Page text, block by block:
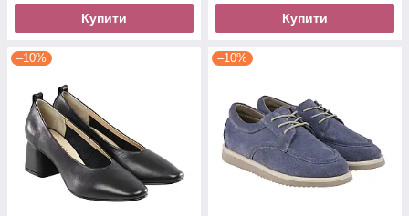
Купити Купити
–10% –10%